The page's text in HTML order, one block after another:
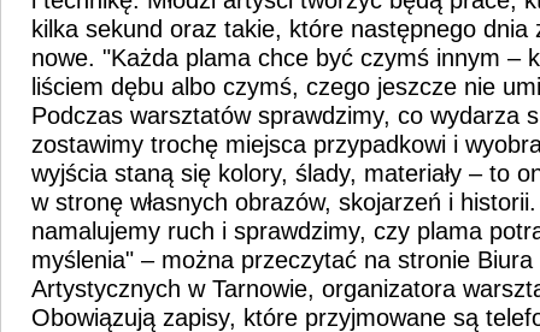
kilka sekund oraz takie, które następnego dnia
nowe. "Każda plama chce być czymś innym –
liściem dębu albo czymś, czego jeszcze nie
Podczas warsztatów sprawdzimy, co wydarza
zostawimy trochę miejsca przypadkowi i
wyjścia staną się kolory, ślady, materiały – to
w stronę własnych obrazów, skojarzeń i
namalujemy ruch i sprawdzimy, czy plama
myślenia" – można przeczytać na stronie Biura
Artystycznych w Tarnowie, organizatora
Obowiązują zapisy, które przyjmowane są